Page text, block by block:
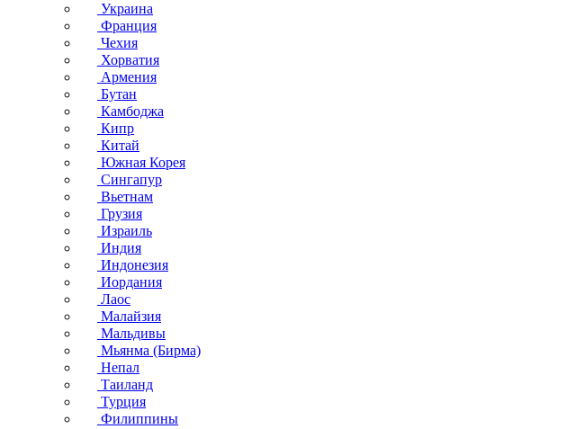
Украина
Франция
Чехия
Хорватия
Армения
Бутан
Камбоджа
Кипр
Китай
Южная Корея
Сингапур
Вьетнам
Грузия
Израиль
Индия
Индонезия
Иордания
Лаос
Малайзия
Мальдивы
Мьянма (Бирма)
Непал
Таиланд
Турция
Филиппины